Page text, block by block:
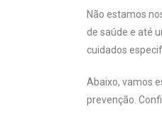
Não estamos
de saúde e até
cuidados
Abaixo, vamos
prevenção.